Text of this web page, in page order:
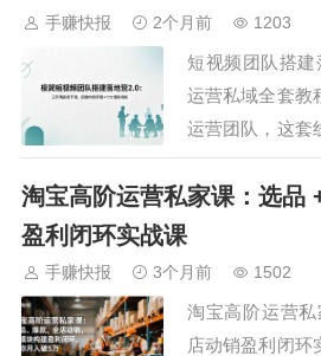
手赚快报 2个月前 1203
短视频团队搭建
运营私域全套教
运营团队，这套
配！资深行业导
商操盘与团队孵
系，搭配多款爆
案、岗位…
淘宝高阶运营私家课：选品
盈利闭环实战课
手赚快报 3个月前 1502
淘宝高阶运营
店动销盈利闭环